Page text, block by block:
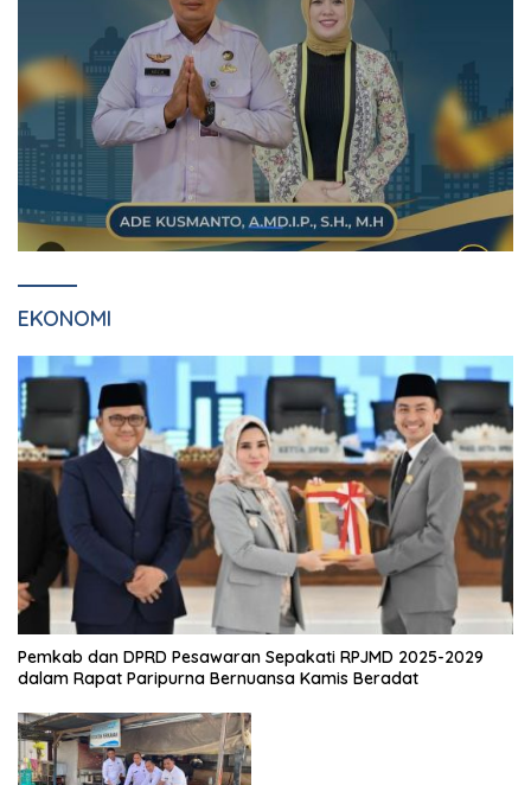
EKONOMI
Pemkab dan DPRD Pesawaran Sepakati RPJMD 2025-2029
dalam Rapat Paripurna Bernuansa Kamis Beradat